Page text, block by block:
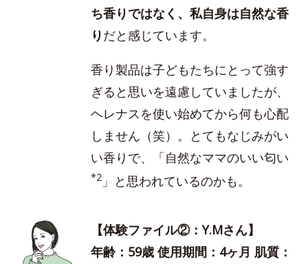
ち香りではなく、私自身は自然な香
りだと感じています。
香り製品は子どもたちにとって強す
ぎると思いを遠慮していましたが、
ヘレナスを使い始めてから何も心配
しません（笑）。とてもなじみがい
い香りで、「自然なママのいい匂い
*2 」と思われているのかも。
【体験ファイル②：Y.Mさん】
年齢：59歳 使用期間：4ヶ月 肌質：